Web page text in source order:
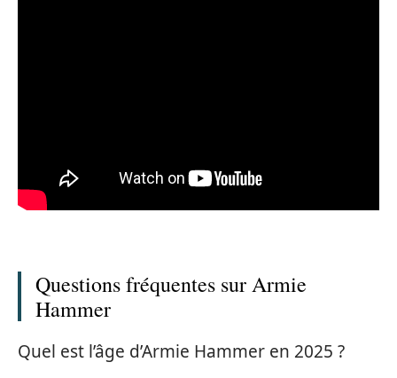
Questions fréquentes sur Armie
Hammer
Quel est l’âge d’Armie Hammer en 2025 ?